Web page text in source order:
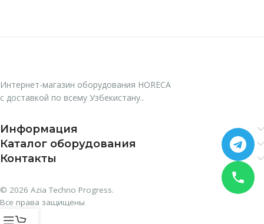
Интернет-магазин оборудования HORECA
с доставкой по всему Узбекистану..
Информация
Каталог оборудования
Контакты
© 2026 Azia Techno Progress.
Все права защищены